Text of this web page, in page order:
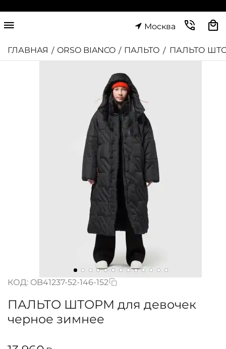
Москва
ГЛАВНАЯ / ORSO BIANCO / ПАЛЬТО / ПАЛЬТО
КОД: OB41237-52-146-152
ПАЛЬТО ШТОРМ для девочек
черное зимнее